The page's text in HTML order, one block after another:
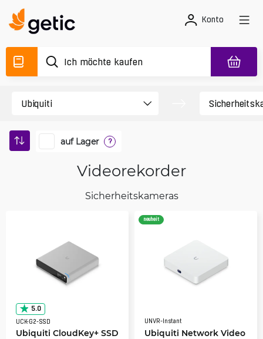
Konto
auf Lager ?
Videorekorder
Sicherheitskameras
5.0
UCK-G2-SSD
Ubiquiti CloudKey+ SSD
neuheit
UNVR-Instant
Ubiquiti Network Video